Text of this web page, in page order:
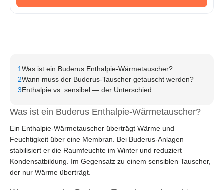
1Was ist ein Buderus Enthalpie-Wärmetauscher?
2Wann muss der Buderus-Tauscher getauscht werden?
3Enthalpie vs. sensibel — der Unterschied
Was ist ein Buderus Enthalpie-Wärmetauscher?
Ein Enthalpie-Wärmetauscher überträgt Wärme und
Feuchtigkeit über eine Membran. Bei Buderus-Anlagen
stabilisiert er die Raumfeuchte im Winter und reduziert
Kondensatbildung. Im Gegensatz zu einem sensiblen Tauscher,
der nur Wärme überträgt.